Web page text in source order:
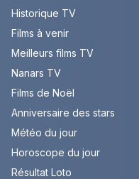
Historique TV
Films à venir
Meilleurs films TV
Nanars TV
Films de Noël
Anniversaire des stars
Météo du jour
Horoscope du jour
Résultat Loto